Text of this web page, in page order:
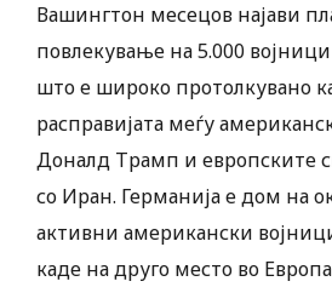
Вашингтон месецов најави
повлекување на 5.000
што е широко протолкувано
расправијата меѓу
Доналд Трамп и европските
со Иран. Германија е дом на
активни американски
каде на друго место во